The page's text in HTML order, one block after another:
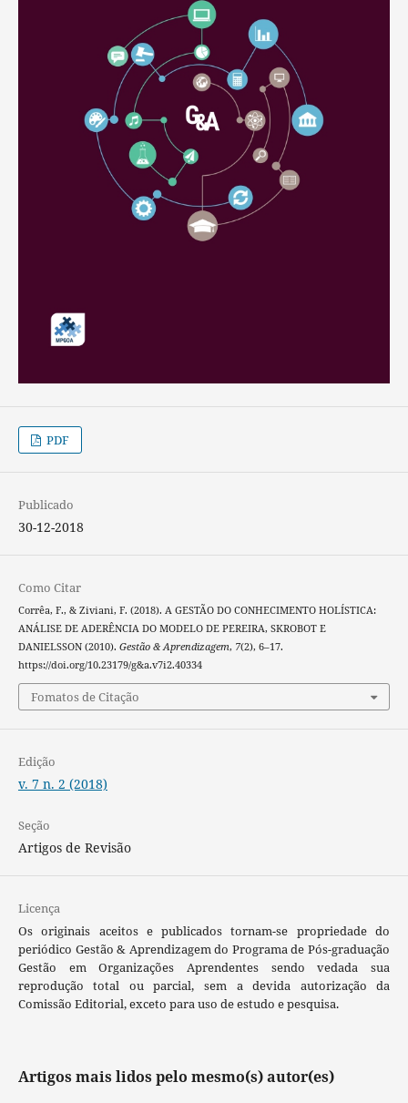
PDF
Publicado
30-12-2018
Como Citar
Corrêa, F., & Ziviani, F. (2018). A GESTÃO DO CONHECIMENTO HOLÍSTICA:
ANÁLISE DE ADERÊNCIA DO MODELO DE PEREIRA, SKROBOT E
DANIELSSON (2010). Gestão & Aprendizagem, 7(2), 6–17.
https://doi.org/10.23179/g&a.v7i2.40334
Fomatos de Citação
Edição
v. 7 n. 2 (2018)
Seção
Artigos de Revisão
Licença
Os originais aceitos e publicados tornam-se propriedade do
periódico Gestão & Aprendizagem do Programa de Pós-graduação
Gestão em Organizações Aprendentes sendo vedada sua
reprodução total ou parcial, sem a devida autorização da
Comissão Editorial, exceto para uso de estudo e pesquisa.
Artigos mais lidos pelo mesmo(s) autor(es)